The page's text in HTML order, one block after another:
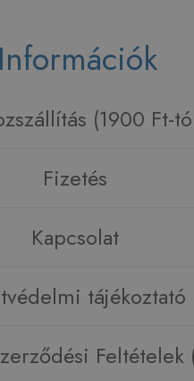
Információk
(1900 Ft-
Fizetés
Kapcsolat
tájékoztató
Feltételek